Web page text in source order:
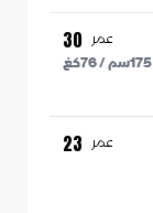
عمر 30
175سم /76كغ
عمر 23